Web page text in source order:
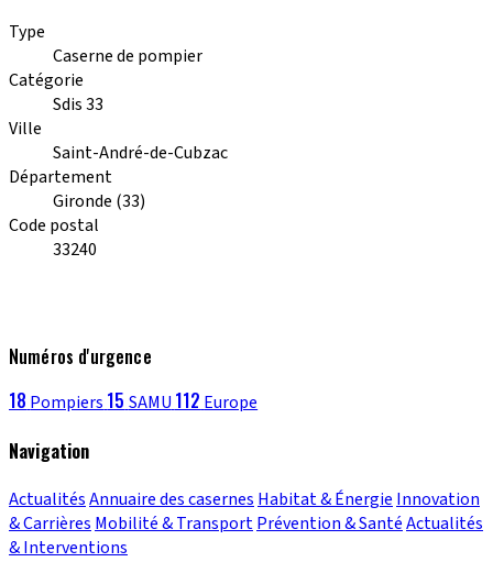
Type
Caserne de pompier
Catégorie
Sdis 33
Ville
Saint-André-de-Cubzac
Département
Gironde (33)
Code postal
33240
Numéros d'urgence
18 Pompiers 15 SAMU 112 Europe
Navigation
ActualitésAnnuaire des casernes Habitat & Énergie Innovation
& Carrières Mobilité & TransportPrévention & SantéActualités
& Interventions